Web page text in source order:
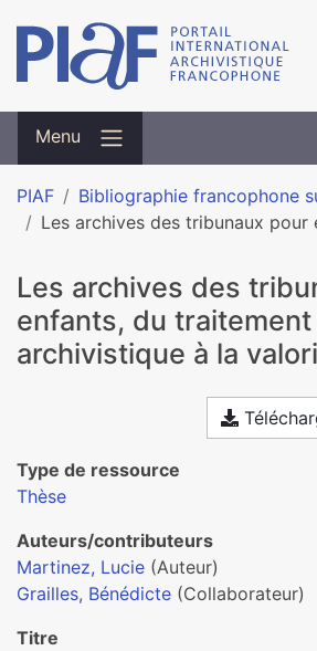
Menu
PIAF
Bibliographie francophone
Les archives des tribunaux pour
Les archives des
enfants, du traitement
archivistique à la
Type de ressource
Thèse
Auteurs/contributeurs
Martinez, Lucie (Auteur)
Grailles, Bénédicte (Collaborateur)
Titre